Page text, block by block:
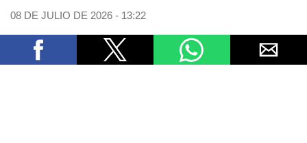
08 DE JULIO DE 2026 - 13:22